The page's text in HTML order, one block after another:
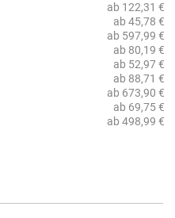
ab 122,31 €
ab 45,78 €
ab 597,99 €
ab 80,19 €
ab 52,97 €
ab 88,71 €
ab 673,90 €
ab 69,75 €
ab 498,99 €